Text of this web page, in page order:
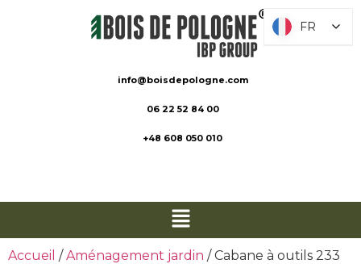
info@boisdepologne.com
06 22 52 84 00
+48 608 050 010
Accueil /Aménagement jardin / Cabane à outils 233
FR
FR